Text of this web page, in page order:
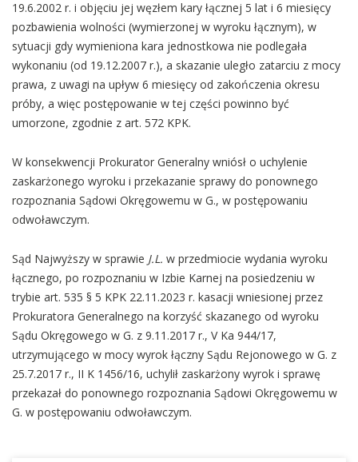
19.6.2002 r. i objęciu jej węzłem kary łącznej 5 lat i 6 miesięcy
pozbawienia wolności (wymierzonej w wyroku łącznym), w
sytuacji gdy wymieniona kara jednostkowa nie podlegała
wykonaniu (od 19.12.2007 r.), a skazanie uległo zatarciu z mocy
prawa, z uwagi na upływ 6 miesięcy od zakończenia okresu
próby, a więc postępowanie w tej części powinno być
umorzone, zgodnie z art. 572 KPK.
W konsekwencji Prokurator Generalny wniósł o uchylenie
zaskarżonego wyroku i przekazanie sprawy do ponownego
rozpoznania Sądowi Okręgowemu w G., w postępowaniu
odwoławczym.
Sąd Najwyższy w sprawie J.L. w przedmiocie wydania wyroku
łącznego, po rozpoznaniu w Izbie Karnej na posiedzeniu w
trybie art. 535 § 5 KPK 22.11.2023 r. kasacji wniesionej przez
Prokuratora Generalnego na korzyść skazanego od wyroku
Sądu Okręgowego w G. z 9.11.2017 r., V Ka 944/17,
utrzymującego w mocy wyrok łączny Sądu Rejonowego w G. z
25.7.2017 r., II K 1456/16, uchylił zaskarżony wyrok i sprawę
przekazał do ponownego rozpoznania Sądowi Okręgowemu w
G. w postępowaniu odwoławczym.